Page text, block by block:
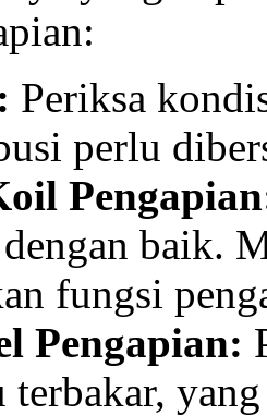
Periksa
perlu
baik.
fungsi
Pengapian:
terbakar,